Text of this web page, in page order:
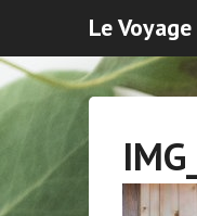
Le